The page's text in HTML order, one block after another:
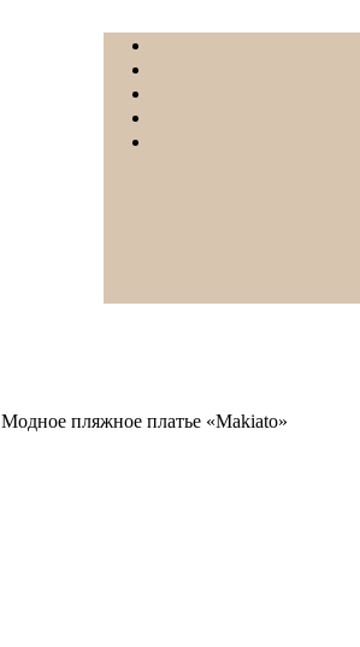
Модное пляжное платье «Makiato»